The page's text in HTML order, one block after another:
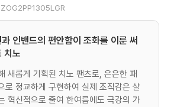
ZOG2PP1305LGR
인밴드의 편안함이 조화를 이룬 써
치노
새롭게 기획된 치노 팬츠로, 은은한 패
로 정교하게 구현하여 실제 조직감은 살
혁신적으로 줄여 한여름에도 극강의 가